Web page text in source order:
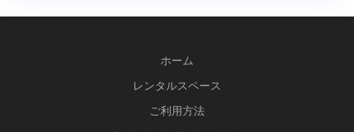
o
o
k
ホーム
レンタルスペース
ご利用方法